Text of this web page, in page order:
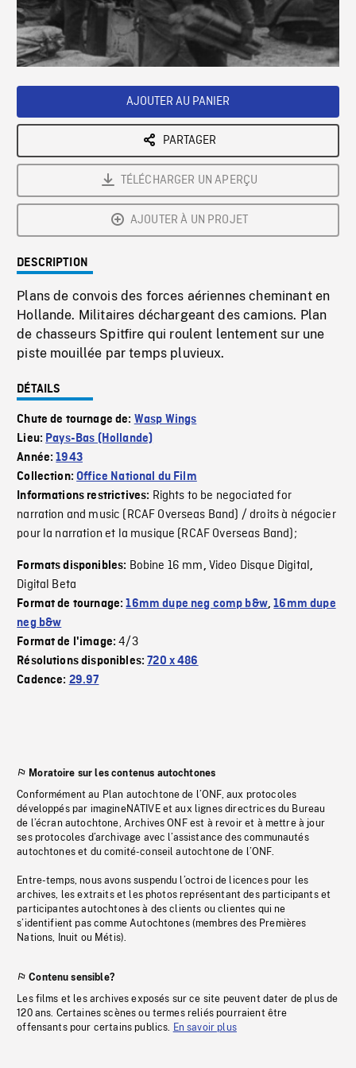
Loaded:
Playback
AJOUTER AU PANIER
PARTAGER
TÉLÉCHARGER UN APERÇU
AJOUTER À UN PROJET
DESCRIPTION
Plans de convois des forces aériennes cheminant en
Hollande. Militaires déchargeant des camions. Plan
de chasseurs Spitfire qui roulent lentement sur une
piste mouillée par temps pluvieux.
DÉTAILS
Chute de tournage de: Wasp Wings
Lieu: Pays-Bas (Hollande)
Année:1943
Collection:Office National du Film
Informations restrictives: Rights to be negociated for
narration and music (RCAF Overseas Band) / droits à négocier
pour la narration et la musique (RCAF Overseas Band);
Formats disponibles: Bobine 16 mm, Video Disque Digital,
Digital Beta
Format de tournage:16mm dupe neg comp b&w,16mm dupe
neg b&w
Format de l'image:4/3
Résolutions disponibles:720 x 486
Cadence: 29.97
Moratoire sur les contenus autochtones
Conformément au Plan autochtone de l’ONF, aux protocoles
développés par imagineNATIVE et aux lignes directrices du Bureau
de l’écran autochtone, Archives ONF est à revoir et à mettre à jour
ses protocoles d’archivage avec l’assistance des communautés
autochtones et du comité-conseil autochtone de l’ONF.
Entre-temps, nous avons suspendu l’octroi de licences pour les
archives, les extraits et les photos représentant des participants et
participantes autochtones à des clients ou clientes qui ne
s’identifient pas comme Autochtones (membres des Premières
Nations, Inuit ou Métis).
Contenu sensible?
Les films et les archives exposés sur ce site peuvent dater de plus de
120 ans. Certaines scènes ou termes reliés pourraient être
offensants pour certains publics. En savoir plus